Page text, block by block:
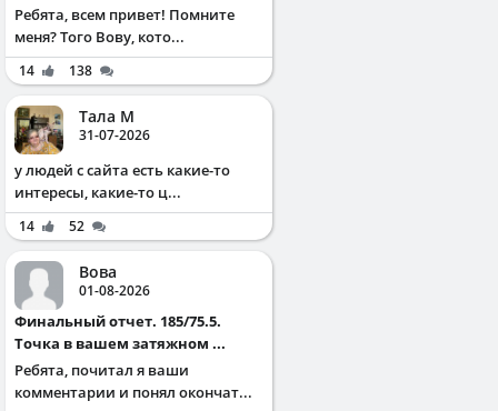
Ребята, всем привет! Помните
меня? Того Вову, кото...
14 138
Тала М
31-07-2026
у людей с сайта есть какие-то
интересы, какие-то ц...
14 52
Вова
01-08-2026
Финальный отчет. 185/75.5.
Точка в вашем затяжном ...
Ребята, почитал я ваши
комментарии и понял окончат...